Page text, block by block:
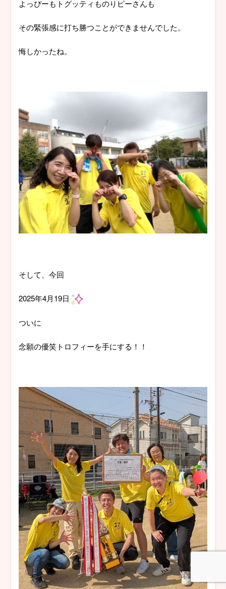
よっぴーもトグッティものりピーさんも
その緊張感に打ち勝つことができませんでした。
悔しかったね。
そして、今回
2025年4月19日
ついに
念願の優笑トロフィーを手にする！！